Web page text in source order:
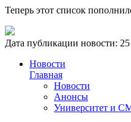
Теперь этот список
Дата публикации новости:
Новости
Главная
Новости
Анонсы
Университет и